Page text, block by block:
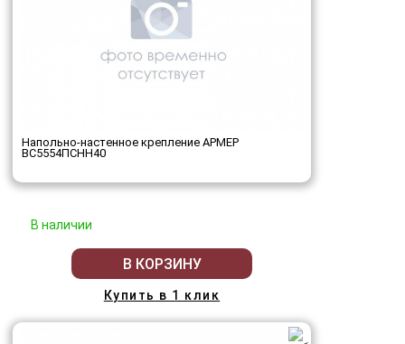
Напольно-настенное крепление АРМЕР
ВС5554ПСНН40
В наличии
В КОРЗИНУ
Купить в 1 клик